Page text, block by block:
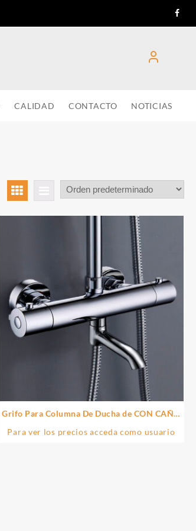
CALIDAD CONTACTO NOTICIAS
Grifo Para Columna De Ducha de CON CAÑO
Para ver los precios acceda como usuario